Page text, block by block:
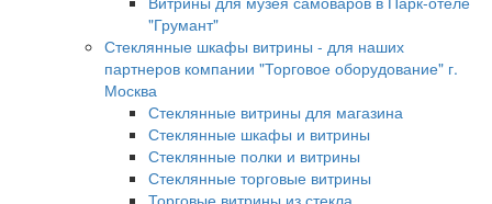
"Грумант"
Стеклянные шкафы витрины - для наших
партнеров компании "Торговое оборудование" г.
Москва
Стеклянные витрины для магазина
Стеклянные шкафы и витрины
Стеклянные полки и витрины
Стеклянные торговые витрины